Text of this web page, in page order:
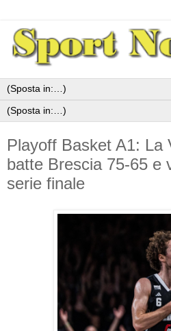
Playoff Basket A1: La
batte Brescia 75-65 e
serie finale